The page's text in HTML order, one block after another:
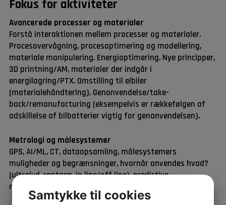
Fokus for aktiviteter
Avancerede processer og materialer
Forstå interaktionen mellem processer og materialer.
Procesovervågning, procesoptimering og modellering,
materiale manipulering. Energioptimering. Nye principper,
3D printning/AM, materialer der indgår i
energilagring/PTX. Omstilling til elbiler
(materialehåndtering). Genanvendelse/take-
back/remanufacturing (eksempelvis er rækkefølgen af
adskillelse af bilbatterier vigtig for genanvendelsen).
Metrologi og målesystemer
GPS, AI/ML, CT, dataopsamling, målesystemers
muligheder og begrænsninger, hvornår anvendes hvad?
(ultralyd, røntgen, in line/off line), predictive
maintenance, sporbarhed og usikkerhedsberegning.
Samtykke til cookies